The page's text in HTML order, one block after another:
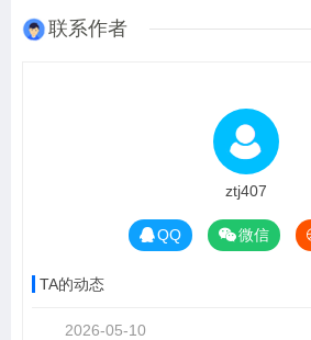
联系作者
ztj407
QQ 微信
TA的动态
2026-05-10